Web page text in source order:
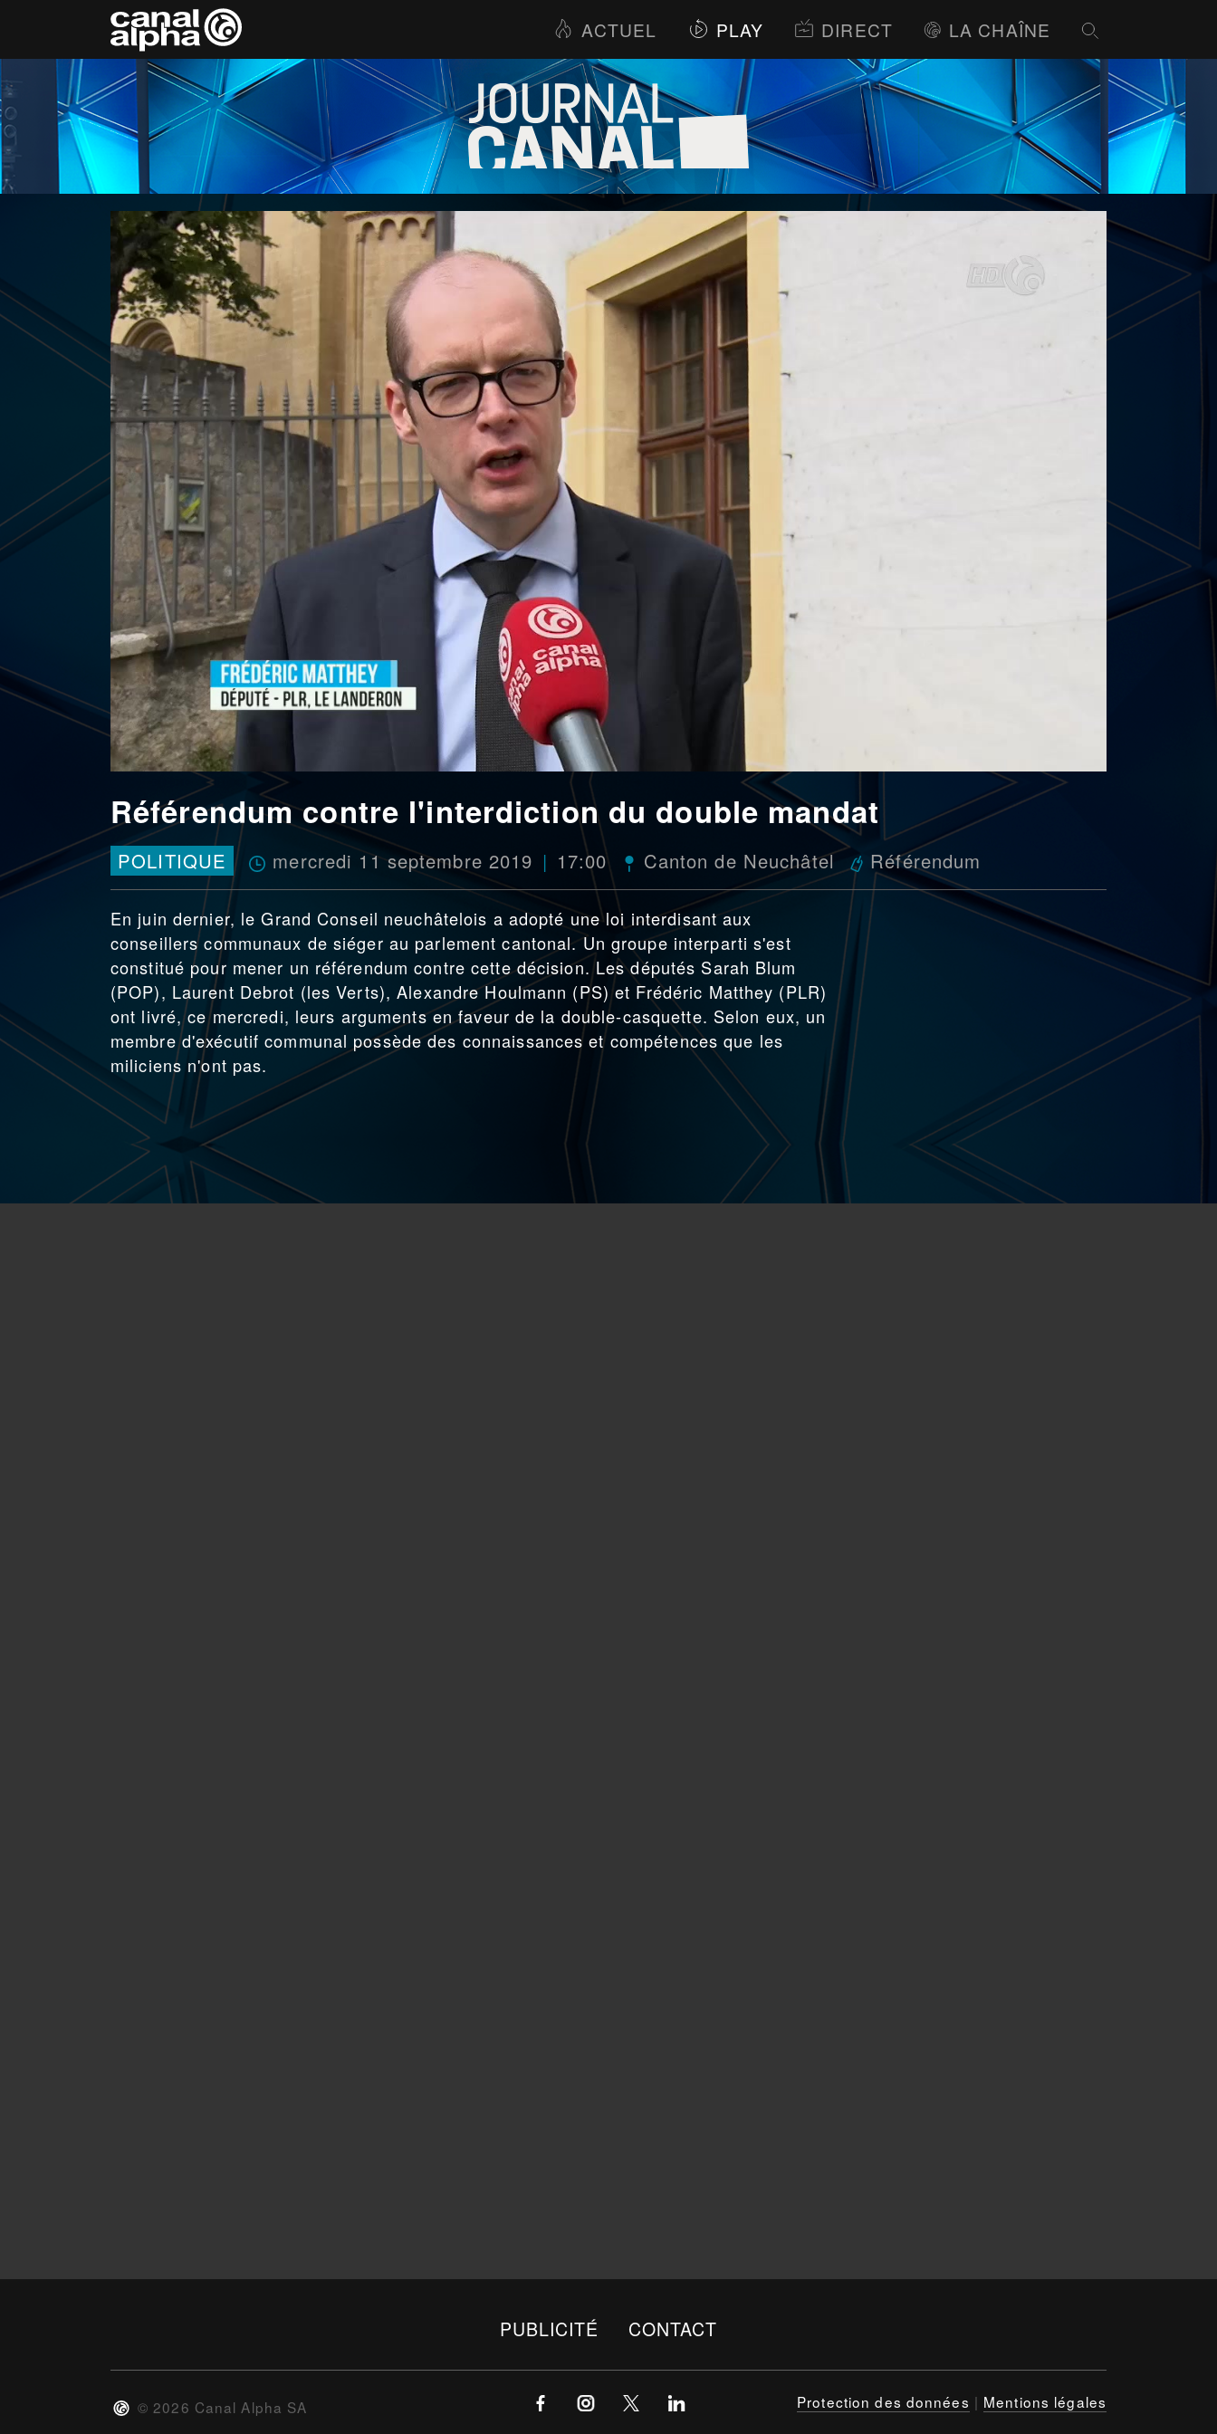
ACTUEL PLAY DIRECT LA CHAÎNE
Référendum contre l'interdiction du double mandat
POLITIQUE mercredi 11 septembre 2019 17:00 Canton de Neuchâtel Référendum
En juin dernier, le Grand Conseil neuchâtelois a adopté une loi interdisant aux
conseillers communaux de siéger au parlement cantonal. Un groupe interparti s'est
constitué pour mener un référendum contre cette décision. Les députés Sarah Blum
(POP), Laurent Debrot (les Verts), Alexandre Houlmann (PS) et Frédéric Matthey (PLR)
ont livré, ce mercredi, leurs arguments en faveur de la double-casquette. Selon eux, un
membre d'exécutif communal possède des connaissances et compétences que les
miliciens n'ont pas.
PUBLICITÉ CONTACT
© 2026 Canal Alpha SA Protection des données | Mentions légales